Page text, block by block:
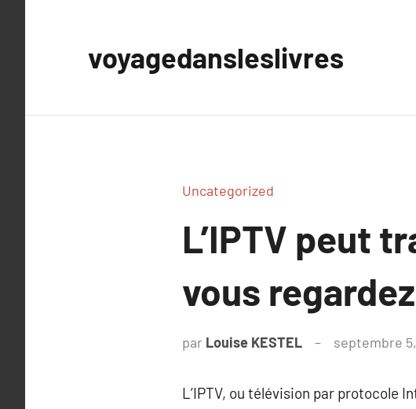
voyagedansleslivres
Uncategorized
L’IPTV peut
vous
par Louise KESTEL septembre
L’IPTV, ou télévision par protocole